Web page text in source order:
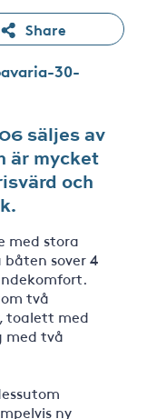
Share
30-
säljes av
är mycket
och
med stora
sover 4
två
toalett med
med två
ny